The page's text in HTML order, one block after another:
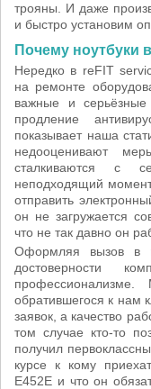
трояны. И даже
и быстро установим
Почему ноутбуки
Нередко в reFIT
на ремонте
важные и
продление
показывает наша
недооценивают
сталкиваются с
неподходящий
отправить
он не загружается
что не так давно он
Оформляя вызов в
достоверности
обратившегося к нам
заявок, а качество
том случае кто-то
получил
курсе к кому
E452E и что он